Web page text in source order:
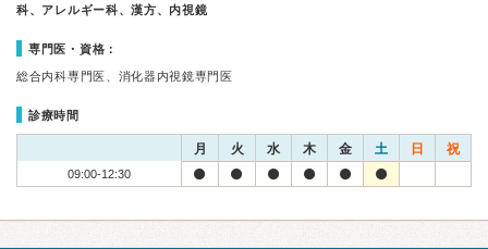
科、アレルギー科、漢方、内視鏡
専門医・資格：
総合内科専門医、消化器内視鏡専門医
診療時間
月 火 水 木 金 土 日 祝
09:00-12:30